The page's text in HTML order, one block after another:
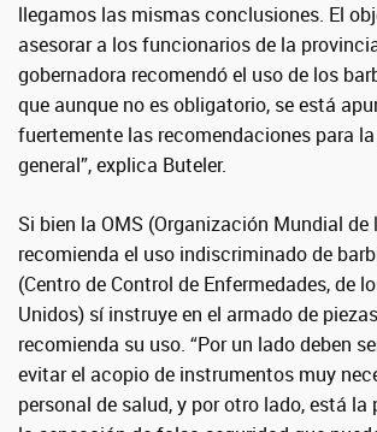
llegamos las mismas conclusiones. El
asesorar a los funcionarios de la
gobernadora recomendó el uso de los
que aunque no es obligatorio, se está
fuertemente las recomendaciones para
general”, explica Buteler.
Si bien la OMS (Organización Mundial de
recomienda el uso indiscriminado de
(Centro de Control de Enfermedades, de
Unidos) sí instruye en el armado de
recomienda su uso. “Por un lado deben
evitar el acopio de instrumentos muy
personal de salud, y por otro lado, está la